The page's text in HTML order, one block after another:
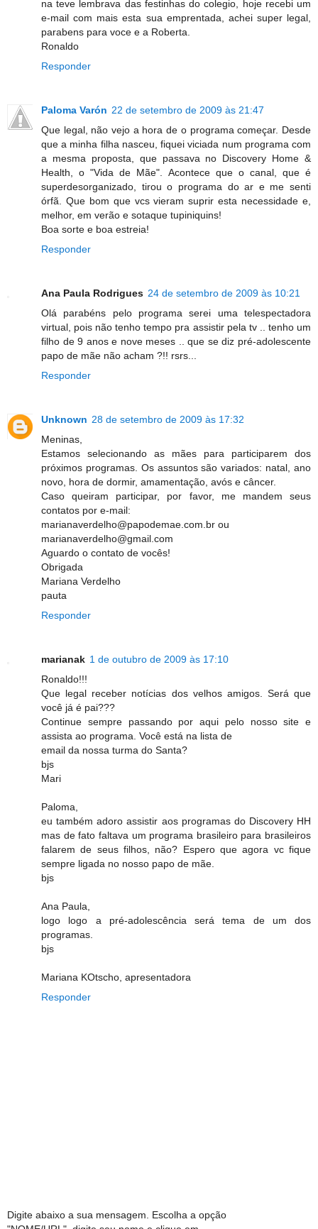
na teve lembrava das festinhas do colegio, hoje recebi um
e-mail com mais esta sua emprentada, achei super legal,
parabens para voce e a Roberta.
Ronaldo
Responder
Paloma Varón 22 de setembro de 2009 às 21:47
Que legal, não vejo a hora de o programa começar. Desde
que a minha filha nasceu, fiquei viciada num programa com
a mesma proposta, que passava no Discovery Home &
Health, o "Vida de Mãe". Acontece que o canal, que é
superdesorganizado, tirou o programa do ar e me senti
órfã. Que bom que vcs vieram suprir esta necessidade e,
melhor, em verão e sotaque tupiniquins!
Boa sorte e boa estreia!
Responder
Ana Paula Rodrigues 24 de setembro de 2009 às 10:21
Olá parabéns pelo programa serei uma telespectadora
virtual, pois não tenho tempo pra assistir pela tv .. tenho um
filho de 9 anos e nove meses .. que se diz pré-adolescente
papo de mãe não acham ?!! rsrs...
Responder
Unknown 28 de setembro de 2009 às 17:32
Meninas,
Estamos selecionando as mães para participarem dos
próximos programas. Os assuntos são variados: natal, ano
novo, hora de dormir, amamentação, avós e câncer.
Caso queiram participar, por favor, me mandem seus
contatos por e-mail:
marianaverdelho@papodemae.com.br ou
marianaverdelho@gmail.com
Aguardo o contato de vocês!
Obrigada
Mariana Verdelho
pauta
Responder
marianak 1 de outubro de 2009 às 17:10
Ronaldo!!!
Que legal receber notícias dos velhos amigos. Será que
você já é pai???
Continue sempre passando por aqui pelo nosso site e
assista ao programa. Você está na lista de
email da nossa turma do Santa?
bjs
Mari
Paloma,
eu também adoro assistir aos programas do Discovery HH
mas de fato faltava um programa brasileiro para brasileiros
falarem de seus filhos, não? Espero que agora vc fique
sempre ligada no nosso papo de mãe.
bjs
Ana Paula,
logo logo a pré-adolescência será tema de um dos
programas.
bjs
Mariana KOtscho, apresentadora
Responder
Digite abaixo a sua mensagem. Escolha a opção